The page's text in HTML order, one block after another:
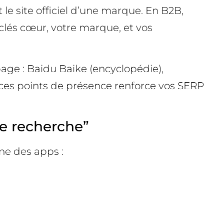
site officiel d’une marque. En B2B,
cœur, votre marque, et vos
: Baidu Baike (encyclopédie),
points de présence renforce vos SERP
recherche”
des apps :